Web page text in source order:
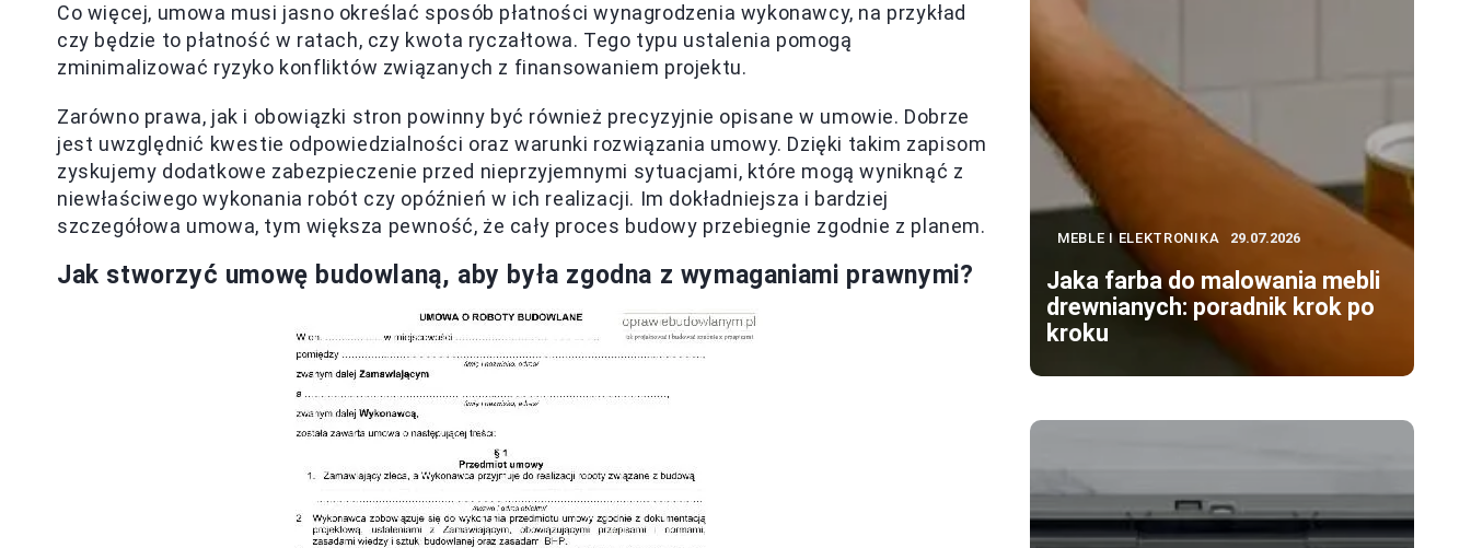
Co więcej, umowa musi jasno określać sposób płatności wynagrodzenia wykonawcy, na przykład
czy będzie to płatność w ratach, czy kwota ryczałtowa. Tego typu ustalenia pomogą
zminimalizować ryzyko konfliktów związanych z finansowaniem projektu.
Zarówno prawa, jak i obowiązki stron powinny być również precyzyjnie opisane w umowie. Dobrze
jest uwzględnić kwestie odpowiedzialności oraz warunki rozwiązania umowy. Dzięki takim zapisom
zyskujemy dodatkowe zabezpieczenie przed nieprzyjemnymi sytuacjami, które mogą wyniknąć z
niewłaściwego wykonania robót czy opóźnień w ich realizacji. Im dokładniejsza i bardziej
szczegółowa umowa, tym większa pewność, że cały proces budowy przebiegnie zgodnie z planem.
Jak stworzyć umowę budowlaną, aby była zgodna z wymaganiami prawnymi?
MEBLE I ELEKTRONIKA 29.07.2026
Jaka farba do malowania mebli
drewnianych: poradnik krok po
kroku